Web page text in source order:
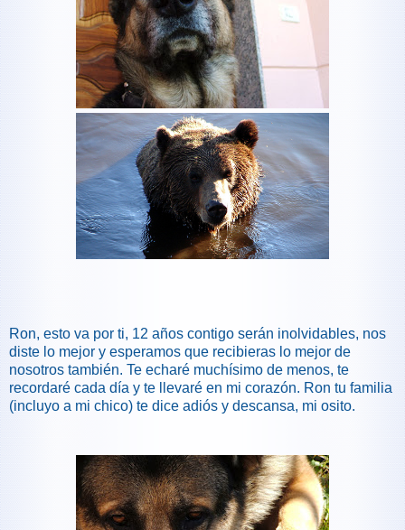
Ron, esto va por ti, 12 años contigo serán inolvidables, nos
diste lo mejor y esperamos que recibieras lo mejor de
nosotros también. Te echaré muchísimo de menos, te
recordaré cada día y te llevaré en mi corazón. Ron tu familia
(incluyo a mi chico) te dice adiós y descansa, mi osito.